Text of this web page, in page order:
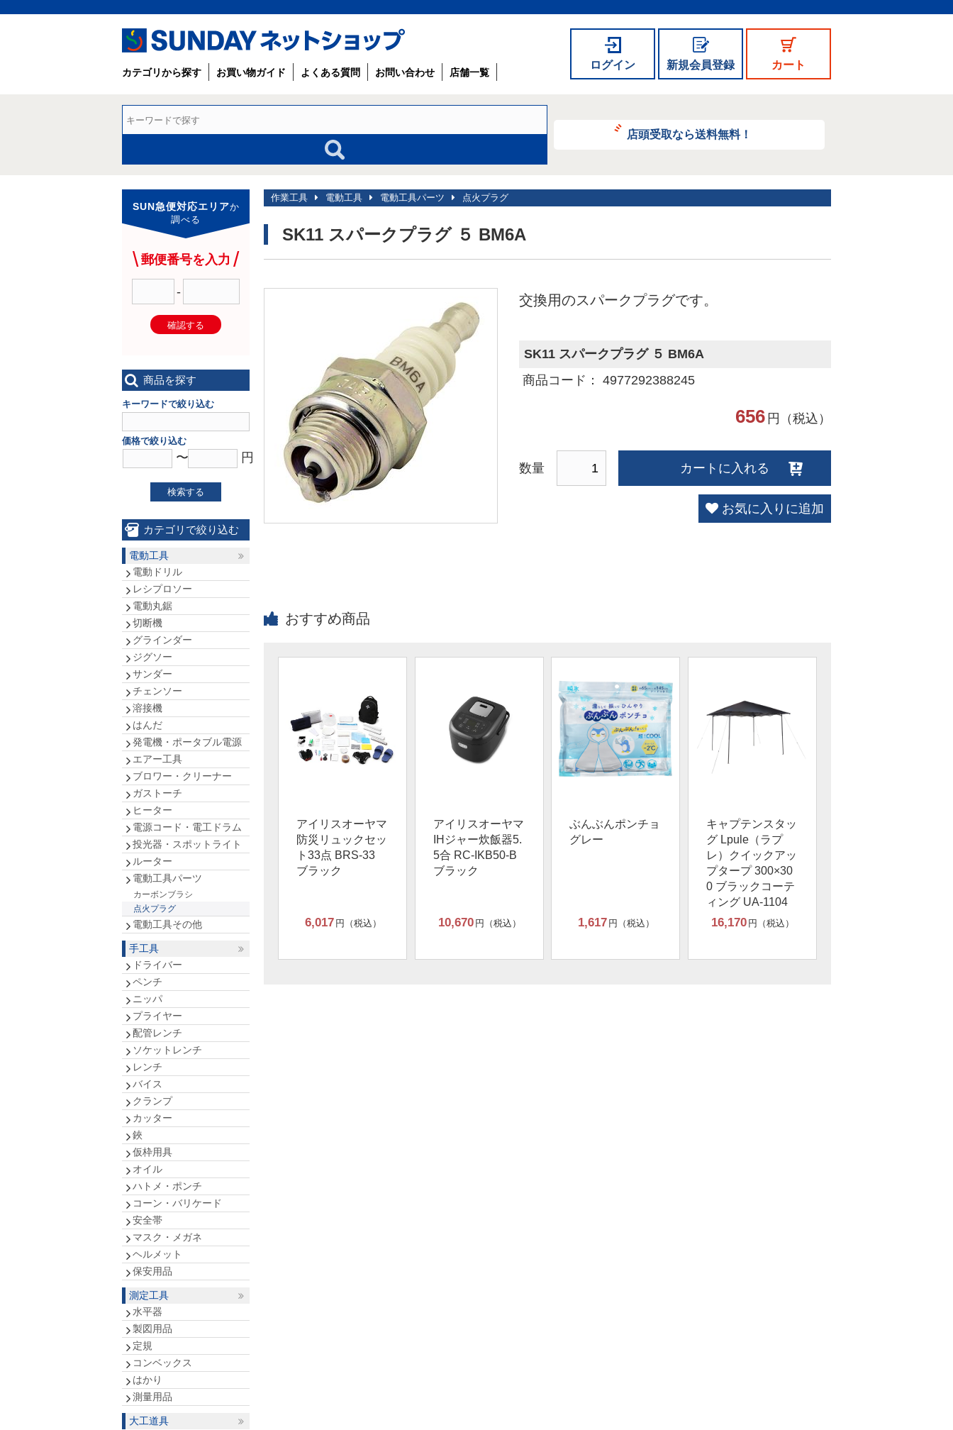
ログイン 新規会員登録 カート
カテゴリから探す お買い物ガイド よくある質問 お問い合わせ 店舗一覧
店頭受取なら送料無料！
作業工具 電動工具 電動工具パーツ 点火プラグ
SK11 スパークプラグ ５ BM6A
交換用のスパークプラグです。
SK11 スパークプラグ ５ BM6A
商品コード： 4977292388245
656 円（税込）
数量 カートに入れる
お気に入りに追加
SUN急便対応エリアか
調べる
郵便番号を入力
-
確認する
商品を探す
キーワードで絞り込む
価格で絞り込む
〜 円
検索する
カテゴリで絞り込む
電動工具
電動ドリル
レシプロソー
電動丸鋸
切断機
グラインダー
ジグソー
サンダー
チェンソー
溶接機
はんだ
発電機・ポータブル電源
エアー工具
ブロワー・クリーナー
ガストーチ
ヒーター
電源コード・電工ドラム
投光器・スポットライト
ルーター
電動工具パーツ
カーボンブラシ
点火プラグ
電動工具その他
手工具
ドライバー
ペンチ
ニッパ
プライヤー
配管レンチ
ソケットレンチ
レンチ
バイス
クランプ
カッター
鋏
仮枠用具
オイル
ハトメ・ポンチ
コーン・バリケード
安全帯
マスク・メガネ
ヘルメット
保安用品
測定工具
水平器
製図用品
定規
コンベックス
はかり
測量用品
大工道具
おすすめ商品
アイリスオーヤマ
防災リュックセッ
ト33点 BRS-33
ブラック
6,017 円（税込）
アイリスオーヤマ
IHジャー炊飯器5.
5合 RC-IKB50-B
ブラック
10,670 円（税込）
ぶんぶんポンチョ
グレー
1,617 円（税込）
キャプテンスタッ
グ Lpule（ラプ
レ）クイックアッ
プタープ 300×30
0 ブラックコーテ
ィング UA-1104
16,170 円（税込）